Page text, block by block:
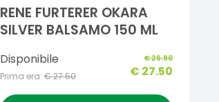
RENE FURTERER OKARA
SILVER BALSAMO 150 ML
Disponibile
Prima era: €27.50
€26.90
€ 27.50